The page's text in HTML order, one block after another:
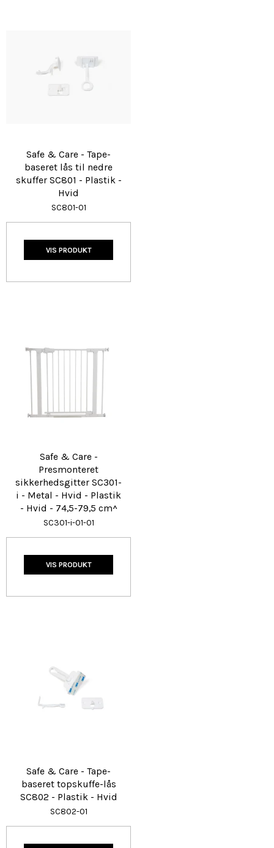
Safe & Care - Tape-
baseret lås til nedre
skuffer SC801 - Plastik -
Hvid
SC801-01
VIS PRODUKT
Safe & Care -
Presmonteret
sikkerhedsgitter SC301-
i - Metal - Hvid - Plastik
- Hvid - 74,5-79,5 cm^
SC301-i-01-01
VIS PRODUKT
Safe & Care - Tape-
baseret topskuffe-lås
SC802 - Plastik - Hvid
SC802-01